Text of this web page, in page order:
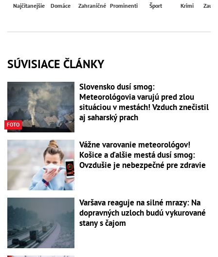
Najčítanejšie Domáce Zahraničné Prominenti Šport Krimi
SÚVISIACE ČLÁNKY
FOTO
Slovensko dusí smog:
Meteorológovia varujú pred zlou
situáciou v mestách! Vzduch znečistil
aj saharský prach
Vážne varovanie meteorológov!
Košice a ďalšie mestá dusí smog:
Ovzdušie je nebezpečné pre zdravie
Varšava reaguje na silné mrazy: Na
dopravných uzloch budú vykurované
stany s čajom